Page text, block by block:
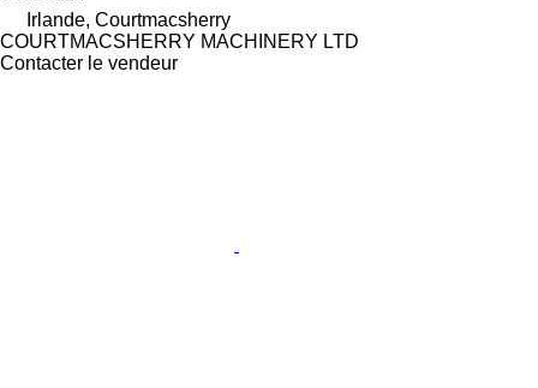
Irlande, Courtmacsherry
COURTMACSHERRY MACHINERY LTD
Contacter le vendeur